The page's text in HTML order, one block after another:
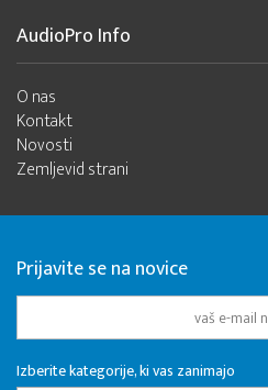
AudioPro Info
O nas
Kontakt
Novosti
Zemljevid strani
Prijavite se na novice
Izberite kategorije, ki vas zanimajo